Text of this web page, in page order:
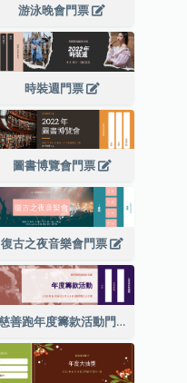
游泳晚會門票
時裝週門票
圖書博覽會門票
復古之夜音樂會門票
慈善跑年度籌款活動門票